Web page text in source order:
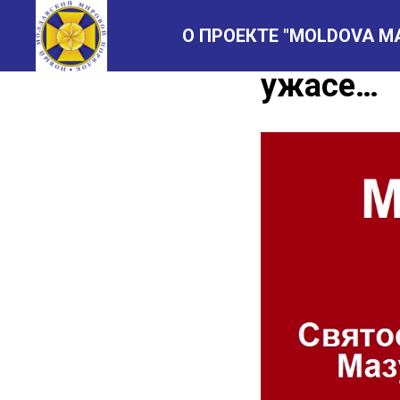
О ПРОЕКТЕ "MOLDOVA
ужасе…